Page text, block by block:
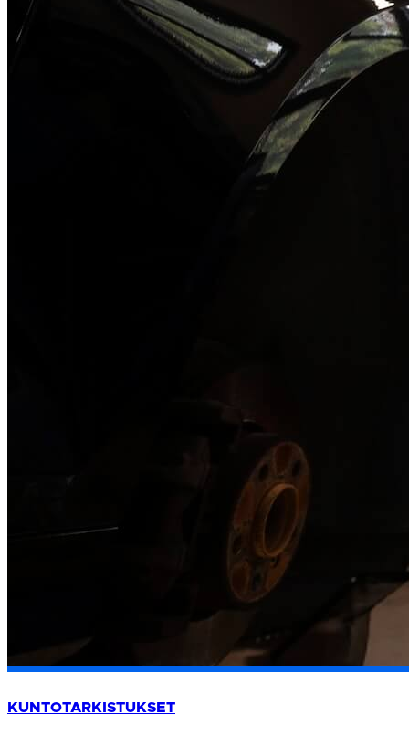
KUNTOTARKISTUKSET